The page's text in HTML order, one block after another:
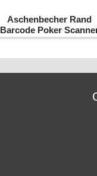
Aschenbecher Rand
Barcode Poker